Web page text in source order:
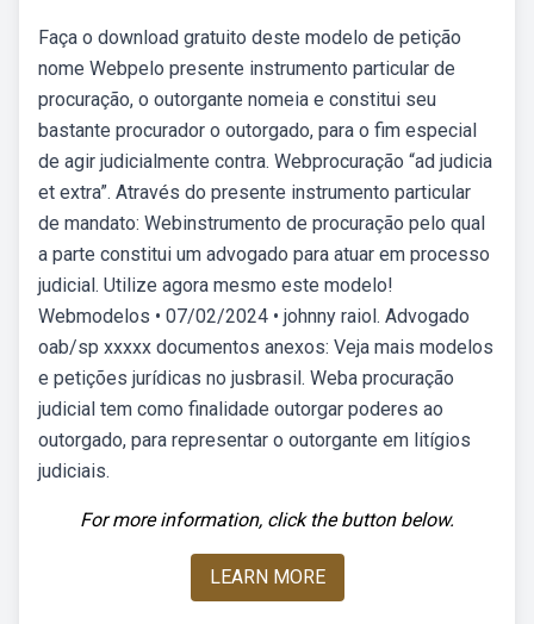
Faça o download gratuito deste modelo de petição
nome Webpelo presente instrumento particular de
procuração, o outorgante nomeia e constitui seu
bastante procurador o outorgado, para o fim especial
de agir judicialmente contra. Webprocuração “ad judicia
et extra”. Através do presente instrumento particular
de mandato: Webinstrumento de procuração pelo qual
a parte constitui um advogado para atuar em processo
judicial. Utilize agora mesmo este modelo!
Webmodelos • 07/02/2024 • johnny raiol. Advogado
oab/sp xxxxx documentos anexos: Veja mais modelos
e petições jurídicas no jusbrasil. Weba procuração
judicial tem como finalidade outorgar poderes ao
outorgado, para representar o outorgante em litígios
judiciais.
For more information, click the button below.
LEARN MORE